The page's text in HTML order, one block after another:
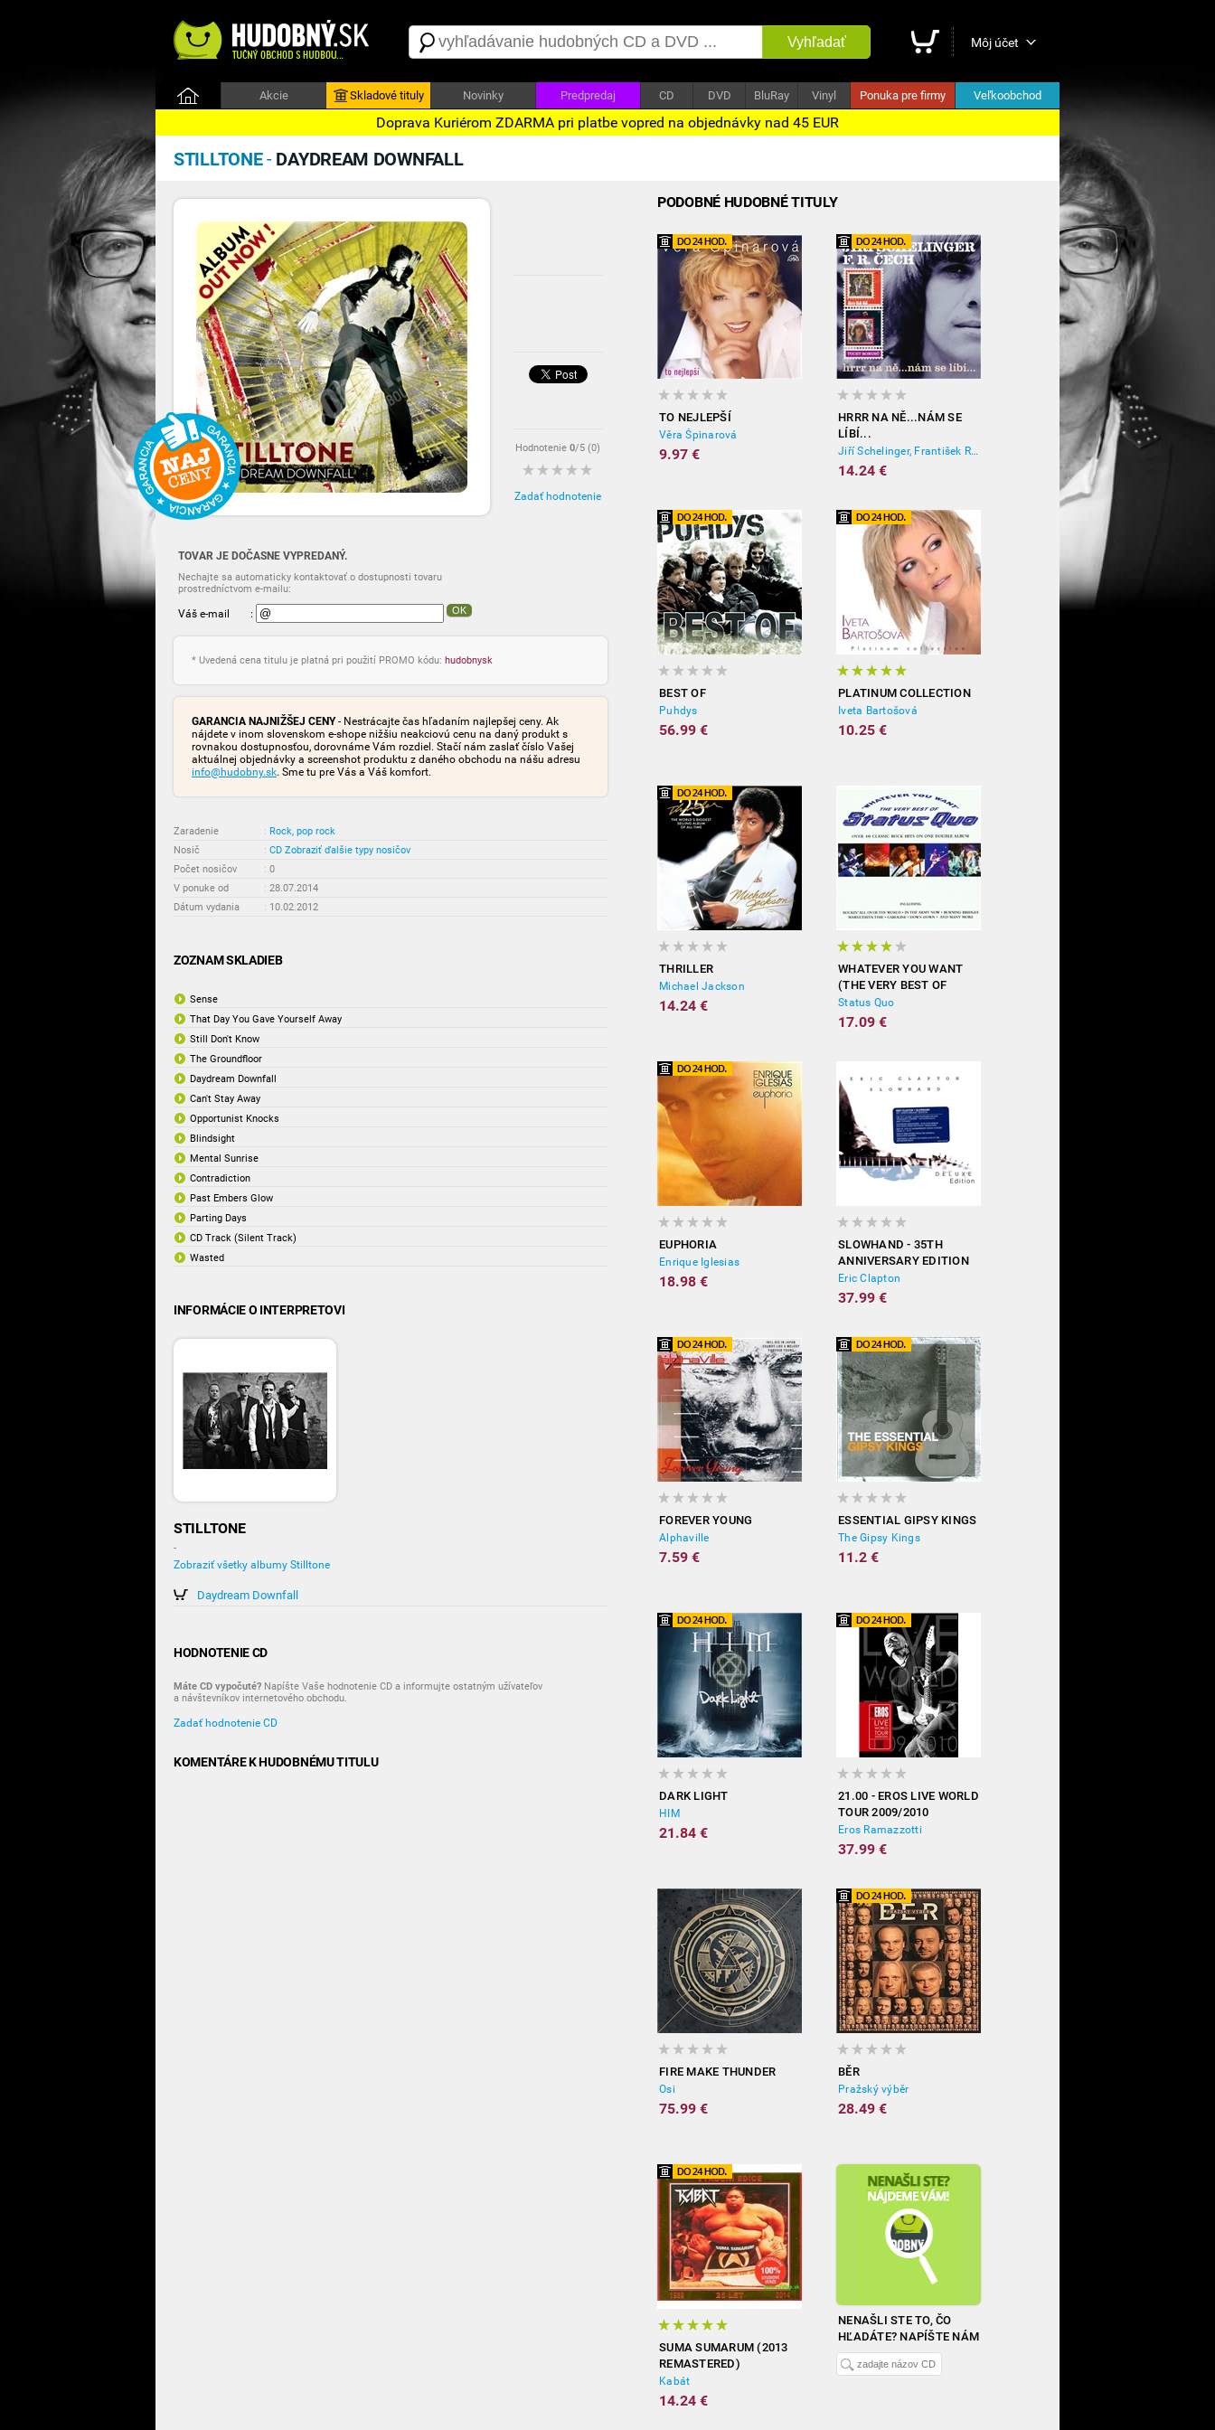
Vyhľadať Môj účet
Akcie Skladové tituly Novinky Predpredaj CD DVD BluRay Vinyl Ponuka pre firmy Veľkoobchod
Doprava Kuriérom ZDARMA pri platbe vopred na objednávky nad 45 EUR
STILLTONE- DAYDREAM DOWNFALL
Hodnotenie 0/5 (0)
Zadať hodnotenie
TOVAR JE DOČASNE VYPREDANÝ.
Nechajte sa automaticky kontaktovať o dostupnosti tovaru
prostredníctvom e-mailu:
Váš e-mail : OK
* Uvedená cena titulu je platná pri použití PROMO kódu: hudobnysk
GARANCIA NAJNIŽŠEJ CENY- Nestrácajte čas hľadaním najlepšej ceny. Ak
nájdete v inom slovenskom e-shope nižšiu neakciovú cenu na daný produkt s
rovnakou dostupnosťou, dorovnáme Vám rozdiel. Stačí nám zaslať číslo Vašej
aktuálnej objednávky a screenshot produktu z daného obchodu na nášu adresu
info@hudobny.sk. Sme tu pre Vás a Váš komfort.
Zaradenie : Rock, pop rock
Nosič
: CD Zobraziť ďalšie typy nosičov
Počet nosičov
: 0
V ponuke od
: 28.07.2014
Dátum vydania
: 10.02.2012
ZOZNAM SKLADIEB
Sense
That Day You Gave Yourself Away
Still Don't Know
The Groundfloor
Daydream Downfall
Can't Stay Away
Opportunist Knocks
Blindsight
Mental Sunrise
Contradiction
Past Embers Glow
Parting Days
CD Track (Silent Track)
Wasted
INFORMÁCIE O INTERPRETOVI
STILLTONE
-
Zobraziť všetky albumy Stilltone
Daydream Downfall
HODNOTENIE CD
Máte CD vypočuté? Napíšte Vaše hodnotenie CD a informujte ostatným užívateľov
a návštevníkov internetového obchodu.
Zadať hodnotenie CD
KOMENTÁRE K HUDOBNÉMU TITULU
PODOBNÉ HUDOBNÉ TITULY
TO NEJLEPŠÍ
Věra Špinarová
9.97 €
HRRR NA NĚ...NÁM SE
LÍBÍ...
Jiří Schelinger, František Ringo Čech
14.24 €
BEST OF
Puhdys
56.99 €
PLATINUM COLLECTION
Iveta Bartošová
10.25 €
THRILLER
Michael Jackson
14.24 €
WHATEVER YOU WANT
(THE VERY BEST OF
STATUS QUO)
Status Quo
17.09 €
EUPHORIA
Enrique Iglesias
18.98 €
SLOWHAND - 35TH
ANNIVERSARY EDITION
(DELUXE)
Eric Clapton
37.99 €
FOREVER YOUNG
Alphaville
7.59 €
ESSENTIAL GIPSY KINGS
The Gipsy Kings
11.2 €
DARK LIGHT
HIM
21.84 €
21.00 - EROS LIVE WORLD
TOUR 2009/2010
Eros Ramazzotti
37.99 €
FIRE MAKE THUNDER
Osi
75.99 €
BĚR
Pražský výběr
28.49 €
SUMA SUMARUM (2013
REMASTERED)
Kabát
14.24 €
NENAŠLI STE TO, ČO
HĽADÁTE? NAPÍŠTE NÁM